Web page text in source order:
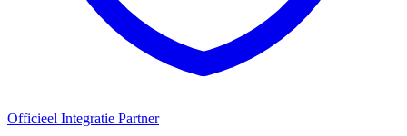
Officieel Integratie Partner